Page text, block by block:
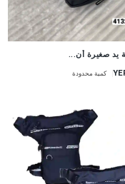
يد صغيرة أن...
كمية محدودة